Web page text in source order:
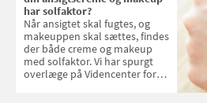
har solfaktor?
Når ansigtet skal fugtes, og
makeuppen skal sættes, findes
der både creme og makeup
med solfaktor. Vi har spurgt
overlæge på Videncenter for